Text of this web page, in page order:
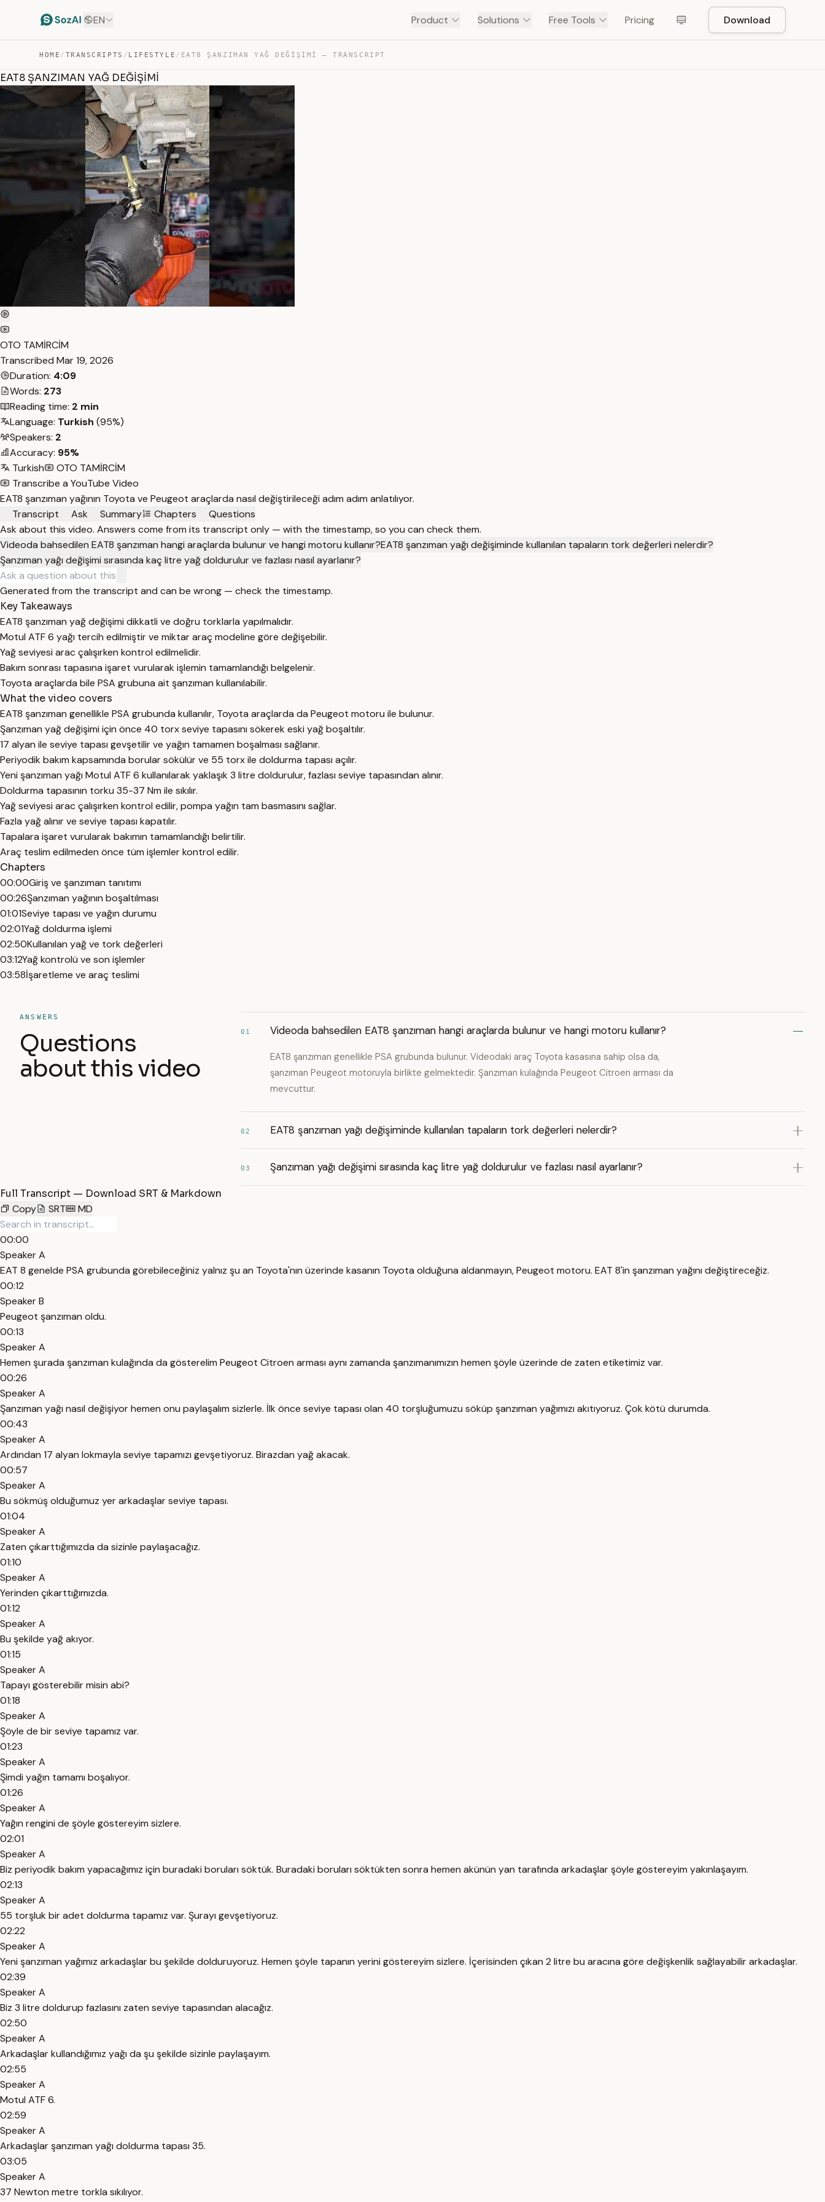
EN Product Solutions Free Tools Pricing Download
HOME / TRANSCRIPTS / LIFESTYLE / EAT8 ŞANZIMAN YAĞ DEĞİŞİMİ — TRANSCRIPT
EAT8 ŞANZIMAN YAĞ DEĞİŞİMİ
OTO TAMİRCİM
Transcribed Mar 19, 2026
Duration: 4:09
Words: 273
Reading time: 2 min
Language: Turkish (95%)
Speakers: 2
Accuracy: 95%
Turkish
OTO TAMİRCİM
Transcribe a YouTube Video
EAT8 şanzıman yağının Toyota ve Peugeot araçlarda nasıl değiştirileceği adım adım anlatılıyor.
Transcript
Ask Summary Chapters
Questions
Ask about this video. Answers come from its transcript only — with the timestamp, so you can check them.
Videoda bahsedilen EAT8 şanzıman hangi araçlarda bulunur ve hangi motoru kullanır?EAT8 şanzıman yağı değişiminde kullanılan tapaların tork değerleri nelerdir?
Şanzıman yağı değişimi sırasında kaç litre yağ doldurulur ve fazlası nasıl ayarlanır?
Generated from the transcript and can be wrong — check the timestamp.
Key Takeaways
EAT8 şanzıman yağ değişimi dikkatli ve doğru torklarla yapılmalıdır.
Motul ATF 6 yağı tercih edilmiştir ve miktar araç modeline göre değişebilir.
Yağ seviyesi arac çalışırken kontrol edilmelidir.
Bakım sonrası tapasına işaret vurularak işlemin tamamlandığı belgelenir.
Toyota araçlarda bile PSA grubuna ait şanzıman kullanılabilir.
What the video covers
EAT8 şanzıman genellikle PSA grubunda kullanılır, Toyota araçlarda da Peugeot motoru ile bulunur.
Şanzıman yağ değişimi için önce 40 torx seviye tapasını sökerek eski yağ boşaltılır.
17 alyan ile seviye tapası gevşetilir ve yağın tamamen boşalması sağlanır.
Periyodik bakım kapsamında borular sökülür ve 55 torx ile doldurma tapası açılır.
Yeni şanzıman yağı Motul ATF 6 kullanılarak yaklaşık 3 litre doldurulur, fazlası seviye tapasından alınır.
Doldurma tapasının torku 35-37 Nm ile sıkılır.
Yağ seviyesi arac çalışırken kontrol edilir, pompa yağın tam basmasını sağlar.
Fazla yağ alınır ve seviye tapası kapatılır.
Tapalara işaret vurularak bakımın tamamlandığı belirtilir.
Araç teslim edilmeden önce tüm işlemler kontrol edilir.
Chapters
00:00Giriş ve şanzıman tanıtımı
00:26Şanzıman yağının boşaltılması
01:01Seviye tapası ve yağın durumu
02:01Yağ doldurma işlemi
02:50Kullanılan yağ ve tork değerleri
03:12Yağ kontrolü ve son işlemler
03:58İşaretleme ve araç teslimi
ANSWERS
Questions
about this video
01 Videoda bahsedilen EAT8 şanzıman hangi araçlarda bulunur ve hangi motoru kullanır?
EAT8 şanzıman genellikle PSA grubunda bulunur. Videodaki araç Toyota kasasına sahip olsa da,
şanzıman Peugeot motoruyla birlikte gelmektedir. Şanzıman kulağında Peugeot Citroen arması da
mevcuttur.
02 EAT8 şanzıman yağı değişiminde kullanılan tapaların tork değerleri nelerdir?
03 Şanzıman yağı değişimi sırasında kaç litre yağ doldurulur ve fazlası nasıl ayarlanır?
Full Transcript — Download SRT & Markdown
Copy
SRT MD
00:00
Speaker A
EAT 8 genelde PSA grubunda görebileceğiniz yalnız şu an Toyota'nın üzerinde kasanın Toyota olduğuna aldanmayın, Peugeot motoru. EAT 8'in şanzıman yağını değiştireceğiz.
00:12
Speaker B
Peugeot şanzıman oldu.
00:13
Speaker A
Hemen şurada şanzıman kulağında da gösterelim Peugeot Citroen arması aynı zamanda şanzımanımızın hemen şöyle üzerinde de zaten etiketimiz var.
00:26
Speaker A
Şanzıman yağı nasıl değişiyor hemen onu paylaşalım sizlerle. İlk önce seviye tapası olan 40 torşluğumuzu söküp şanzıman yağımızı akıtıyoruz. Çok kötü durumda.
00:43
Speaker A
Ardından 17 alyan lokmayla seviye tapamızı gevşetiyoruz. Birazdan yağ akacak.
00:57
Speaker A
Bu sökmüş olduğumuz yer arkadaşlar seviye tapası.
01:04
Speaker A
Zaten çıkarttığımızda da sizinle paylaşacağız.
01:10
Speaker A
Yerinden çıkarttığımızda.
01:12
Speaker A
Bu şekilde yağ akıyor.
01:15
Speaker A
Tapayı gösterebilir misin abi?
01:18
Speaker A
Şöyle de bir seviye tapamız var.
01:23
Speaker A
Şimdi yağın tamamı boşalıyor.
01:26
Speaker A
Yağın rengini de şöyle göstereyim sizlere.
02:01
Speaker A
Biz periyodik bakım yapacağımız için buradaki boruları söktük. Buradaki boruları söktükten sonra hemen akünün yan tarafında arkadaşlar şöyle göstereyim yakınlaşayım.
02:13
Speaker A
55 torşluk bir adet doldurma tapamız var. Şurayı gevşetiyoruz.
02:22
Speaker A
Yeni şanzıman yağımız arkadaşlar bu şekilde dolduruyoruz. Hemen şöyle tapanın yerini göstereyim sizlere. İçerisinden çıkan 2 litre bu aracına göre değişkenlik sağlayabilir arkadaşlar.
02:39
Speaker A
Biz 3 litre doldurup fazlasını zaten seviye tapasından alacağız.
02:50
Speaker A
Arkadaşlar kullandığımız yağı da şu şekilde sizinle paylaşayım.
02:55
Speaker A
Motul ATF 6.
02:59
Speaker A
Arkadaşlar şanzıman yağı doldurma tapası 35.
03:05
Speaker A
37 Newton metre torkla sıkılıyor.